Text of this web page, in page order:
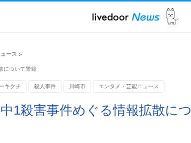
ース >
について警鐘
キクチ 殺人事件 川崎市 エンタメ・芸能ニュース
1殺害事件めぐる情報拡散につ